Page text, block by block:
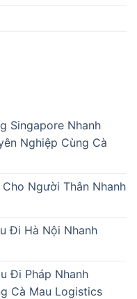
Singapore Nhanh
Nghiệp Cùng Cà
Người Thân Nhanh
Đi Hà Nội Nhanh
Đi Pháp Nhanh
Cà Mau Logistics